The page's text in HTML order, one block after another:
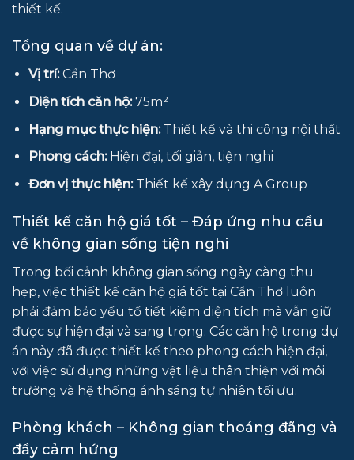
thiết kế.
Tổng quan về dự án:
Vị trí:Cần Thơ
Diện tích căn hộ:75m²
Hạng mục thực hiện:Thiết kế và thi công nội thất
Phong cách:Hiện đại, tối giản, tiện nghi
Đơn vị thực hiện:Thiết kế xây dựng A Group
Thiết kế căn hộ giá tốt – Đáp ứng nhu cầu
về không gian sống tiện nghi
Trong bối cảnh không gian sống ngày càng thu
hẹp, việc thiết kế căn hộ giá tốt tại Cần Thơ luôn
phải đảm bảo yếu tố tiết kiệm diện tích mà vẫn giữ
được sự hiện đại và sang trọng. Các căn hộ trong dự
án này đã được thiết kế theo phong cách hiện đại,
với việc sử dụng những vật liệu thân thiện với môi
trường và hệ thống ánh sáng tự nhiên tối ưu.
Phòng khách – Không gian thoáng đãng và
đầy cảm hứng